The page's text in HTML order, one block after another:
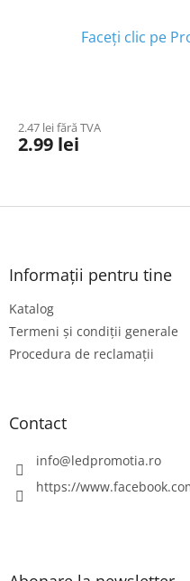
Faceți clic pe
2.47 lei fără TVA
2.99 lei
S
Informații pentru tine
Katalog
Termeni și condiții generale
Procedura de reclamații
Contact
info@ledpromotia.ro
https://